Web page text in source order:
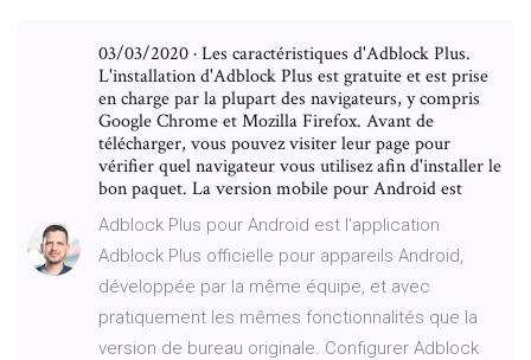
03/03/2020 · Les caractéristiques d'Adblock Plus.
L'installation d'Adblock Plus est gratuite et est prise
en charge par la plupart des navigateurs, y compris
Google Chrome et Mozilla Firefox. Avant de
télécharger, vous pouvez visiter leur page pour
vérifier quel navigateur vous utilisez afin d'installer le
bon paquet. La version mobile pour Android est
Adblock Plus pour Android est l'application
Adblock Plus officielle pour appareils Android,
développée par la même équipe, et avec
pratiquement les mêmes fonctionnalités que la
version de bureau originale. Configurer Adblock